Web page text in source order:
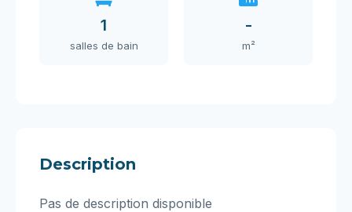
1
salles de bain
-
m²
Description
Pas de description disponible